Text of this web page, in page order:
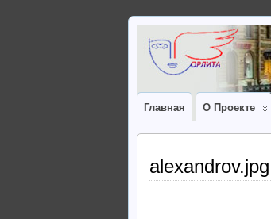
Главная О Проекте
alexandrov.jpg